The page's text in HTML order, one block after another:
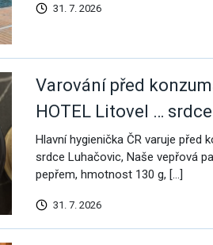
31. 7. 2026
Varování před
HOTEL Litovel …
Hlavní hygienička ČR varuje před
srdce Luhačovic, Naše vepřová
pepřem, hmotnost 130 g, […]
31. 7. 2026